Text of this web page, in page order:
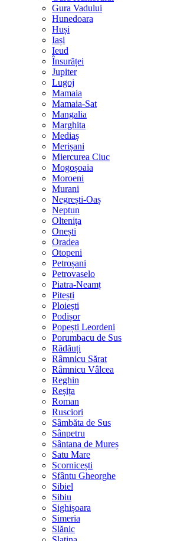
Gura Vadului
Hunedoara
Huși
Iași
Ieud
Însurăței
Jupiter
Lugoj
Mamaia
Mamaia-Sat
Mangalia
Marghita
Mediaș
Merișani
Miercurea Ciuc
Mogoșoaia
Moroeni
Murani
Negrești-Oaș
Neptun
Oltenița
Onești
Oradea
Otopeni
Petroșani
Petrovaselo
Piatra-Neamț
Pitești
Ploiești
Podișor
Popești Leordeni
Porumbacu de Sus
Rădăuți
Râmnicu Sărat
Râmnicu Vâlcea
Reghin
Reșița
Roman
Rusciori
Sâmbăta de Sus
Sânpetru
Sântana de Mureș
Satu Mare
Scornicești
Sfântu Gheorghe
Sibiel
Sibiu
Sighișoara
Simeria
Slănic